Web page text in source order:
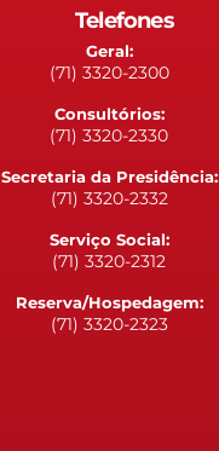
Telefones
Geral:
(71) 3320-2300
Consultórios:
(71) 3320-2330
Secretaria da Presidência:
(71) 3320-2332
Serviço Social:
(71) 3320-2312
Reserva/Hospedagem:
(71) 3320-2323